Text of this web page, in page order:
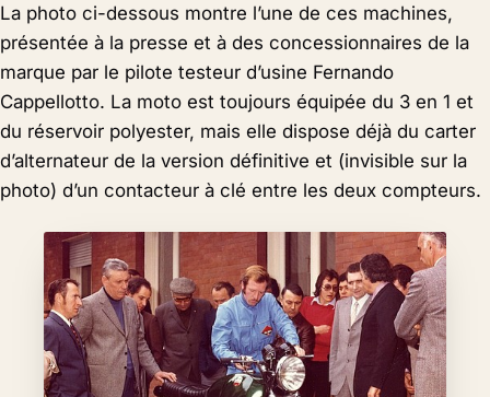
La photo ci-dessous montre l’une de ces machines,
présentée à la presse et à des concessionnaires de la
marque par le pilote testeur d’usine Fernando
Cappellotto. La moto est toujours équipée du 3 en 1 et
du réservoir polyester, mais elle dispose déjà du carter
d’alternateur de la version définitive et (invisible sur la
photo) d’un contacteur à clé entre les deux compteurs.